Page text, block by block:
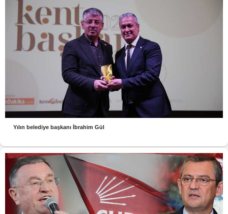
Yılın belediye başkanı İbrahim Gül